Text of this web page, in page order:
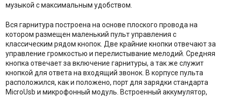
музыкой с максимальным удобством.
Вся гарнитура построена на основе плоского провода на
котором размещен маленький пульт управления с
классическим рядом кнопок. Две крайние кнопки отвечают за
управление громкостью и перелистывание мелодий. Средняя
кнопка отвечает за включение гарнитуры, а так же служит
кнопкой для ответа на входящий звонок. В корпусе пульта
расположился, как и положено, порт для зарядки стандарта
MicroUsb и микрофонный модуль. Встроенный аккумулятор,